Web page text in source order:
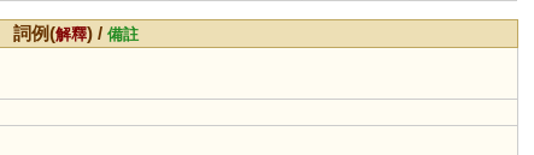
詞例(解釋) /備註